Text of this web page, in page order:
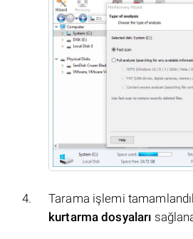
Tarama işlemi
kurtarma dosyaları